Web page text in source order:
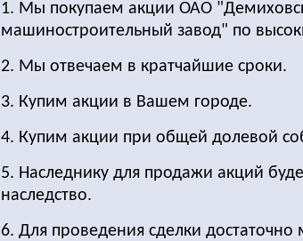
1. Мы покупаем акции ОАО
машиностроительный завод" по
2. Мы отвечаем в кратчайшие сроки.
3. Купим акции в Вашем городе.
4. Купим акции при общей долевой
5. Наследнику для продажи акций
наследство.
6. Для проведения сделки